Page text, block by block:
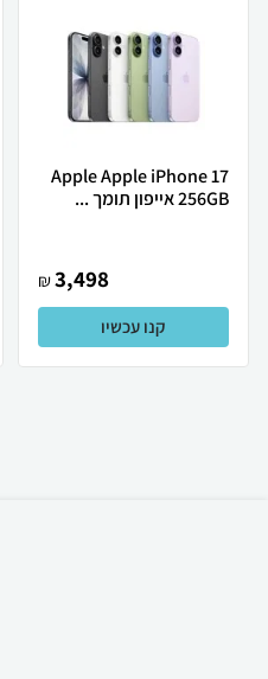
Apple Apple iPhone 17
256GB אייפון תומך ...
3,498
₪
קנו עכשיו